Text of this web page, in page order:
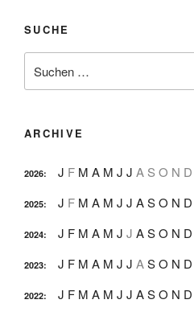
SUCHE
nach:
ARCHIVE
2026: J F M A M J J A S O N D
2025: J F M A M J J ASO N D
2024: J F M A M J J ASO N D
2023: J F M A M J J ASO N D
2022: J F M A M J J ASO N D